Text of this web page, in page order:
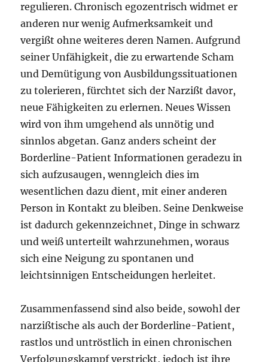
regulieren. Chronisch egozentrisch widmet er
anderen nur wenig Aufmerksamkeit und
vergißt ohne weiteres deren Namen. Aufgrund
seiner Unfähigkeit, die zu erwartende Scham
und Demütigung von Ausbildungssituationen
zu tolerieren, fürchtet sich der Narzißt davor,
neue Fähigkeiten zu erlernen. Neues Wissen
wird von ihm umgehend als unnötig und
sinnlos abgetan. Ganz anders scheint der
Borderline-Patient Informationen geradezu in
sich aufzusaugen, wenngleich dies im
wesentlichen dazu dient, mit einer anderen
Person in Kontakt zu bleiben. Seine Denkweise
ist dadurch gekennzeichnet, Dinge in schwarz
und weiß unterteilt wahrzunehmen, woraus
sich eine Neigung zu spontanen und
leichtsinnigen Entscheidungen herleitet.
Zusammenfassend sind also beide, sowohl der
narzißtische als auch der Borderline-Patient,
rastlos und untröstlich in einen chronischen
Verfolgungskampf verstrickt, jedoch ist ihre